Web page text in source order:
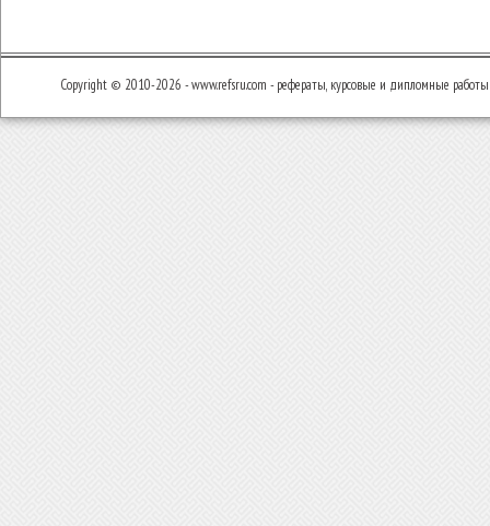
Copyright © 2010-2026 - www.refsru.com - рефераты, курсовые и дипломные работы